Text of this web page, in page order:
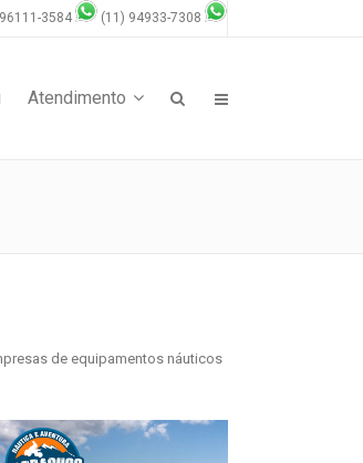
3584 (11) 94933-7308
Atendimento
de equipamentos náuticos